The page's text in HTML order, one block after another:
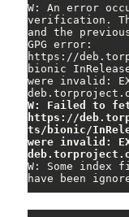
W: An error
verification.
and the
GPG error:
https://
bionic
were invalid:
W: Failed to
https://
ts/bionic/
were invalid:
W: Some index
have been